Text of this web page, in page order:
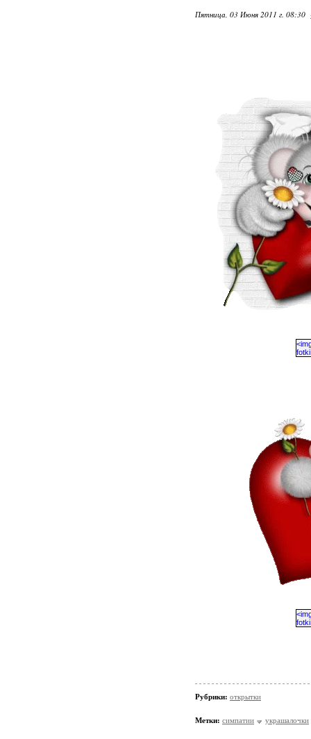
Пятница, 03 Июня 2011 г. 08:30
Рубрики: открытки
Метки: симпатии украшалочки